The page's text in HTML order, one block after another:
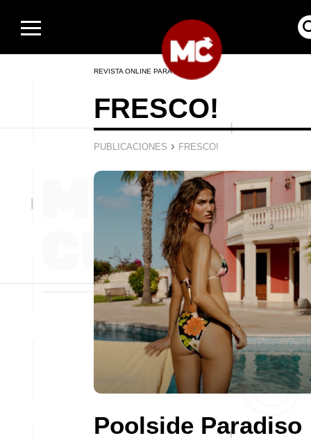
REVISTA ONLINE PARA HOMBRES
FRESCO!
PUBLICACIONES › FRESCO!
Poolside Paradiso